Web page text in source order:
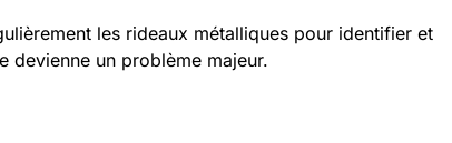
les rideaux métalliques pour identifier et
devienne un problème majeur.